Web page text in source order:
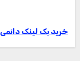
خرید بک لینک دائمی